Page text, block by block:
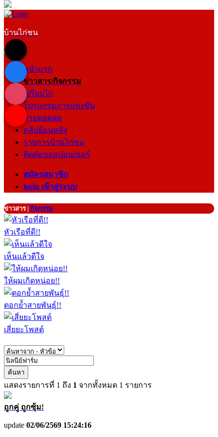
บ้านไก่ชน
หน้าแรก
ข่าวสาร/กิจกรรม
เปรียบไก่
โปรแกรมการแข่งขัน
ถ่ายทอดสด
คลิปย้อนหลัง
รายการบ้านไก่ชน
ติดต่อขอสปอนเซอร์
สมัครสมาชิก
login เข้าสู่ระบบ
ข่าวสาร| กิจกรรม
หัวเรือที่ดี!!
เห็นแล้วดีใจ
ให้ผมเกิดหน่อย!!
ตอกย้ำสายพันธุ์!!
เสี่ยยะโพสต์
ค้นหา
แสดงรายการที่ 1 ถึง 1 จากทั้งหมด 1 รายการ
ถูกคู่ ถูกซุ้ม!
update 02/06/2569 15:24:16